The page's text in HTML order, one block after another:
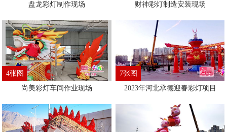
盘龙彩灯制作现场
财神彩灯制造安装现场
尚美彩灯车间作业现场
4张图
2023年河北承德迎春彩灯项目
7张图